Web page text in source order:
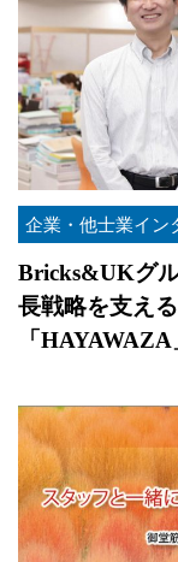
企業・他士業イン
Bricks&UKグ
長戦略を支え
「HAYAWAZA